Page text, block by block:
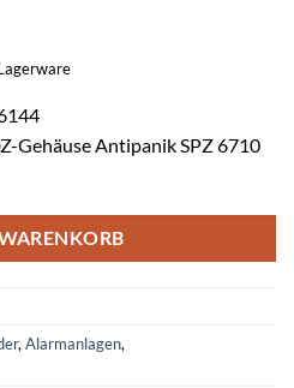
Gehäuse Antipanik SPZ 6710
, Alarmanlagen,